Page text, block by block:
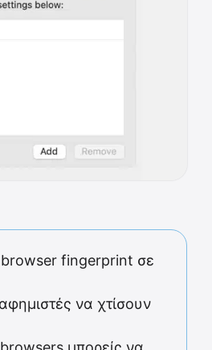
browser fingerprint σε
να χτίσουν